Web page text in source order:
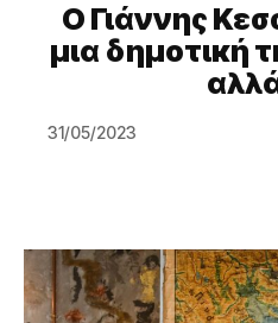
Ο Γιάννης
μια δημοτική
31/05/2023